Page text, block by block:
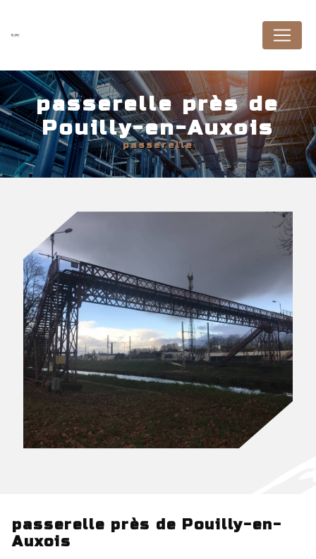
passerelle près de
Pouilly-en-Auxois
passerelle
passerelle près de Pouilly-en-
Auxois